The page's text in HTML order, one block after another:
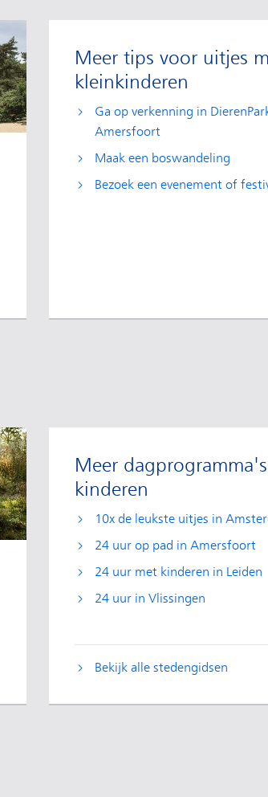
Meer tips voor uitjes
kleinkinderen
Ga op verkenning in
Amersfoort
Maak een boswandeling
Bezoek een evenement of
Meer
kinderen
10x de leukste uitjes in
24 uur op pad in Amersfoort
24 uur met kinderen in Leiden
24 uur in Vlissingen
Bekijk alle stedengidsen